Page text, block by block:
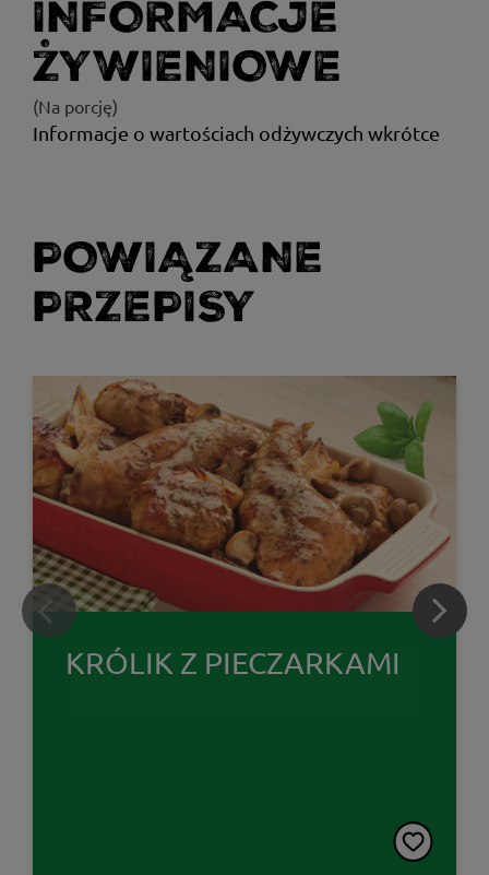
INFORMACJE
ŻYWIENIOWE
(Na porcję)
Informacje o wartościach odżywczych wkrótce
POWIĄZANE
PRZEPISY
KRÓLIK Z PIECZARKAMI